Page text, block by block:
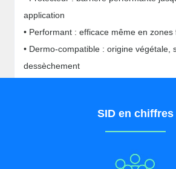
application
• Performant : efficace même en
• Dermo-compatible : origine végétale,
dessèchement
SID en chiffres